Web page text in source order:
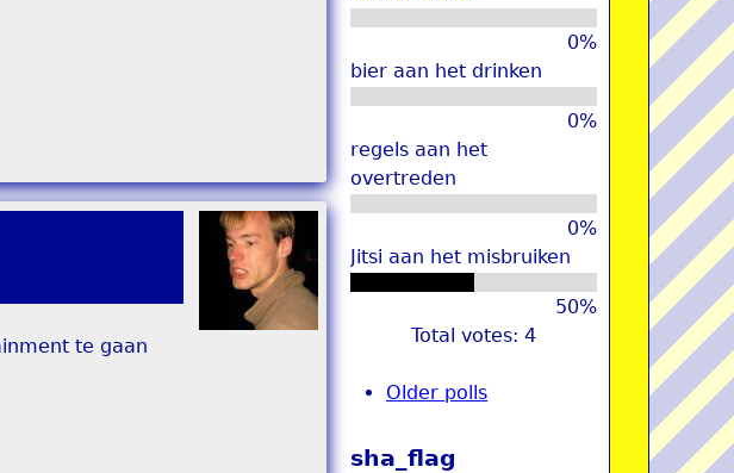
te gaan
0%
bier aan het drinken
0%
regels aan het
overtreden
0%
Jitsi aan het misbruiken
50%
Total votes: 4
Older polls
sha_flag